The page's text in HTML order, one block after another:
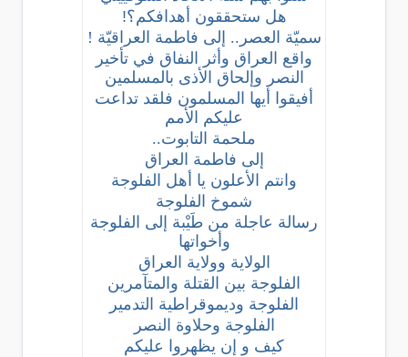
هل ستحققون أهدافكم؟!
سميّة العصر.. إلى فاطمة العراقيّة !
واقع العراق وأثر النفاق في تأخير
النصر وإلحاق الأذى بالمسلمين
أفيقوا أيها المسلمون فلقد تداعت
عليكم الأمم
ملحمة التابوت..
إلى فاطمة العراق
وانتم الأعلون يا أهل الفلوجة
شموخ الفلوجة
رسالة عاجلة من طَيْبة إلى الفلوجة
وأخواتها
الولاية وولاية العراق
الفلوجة بين القتلة والمتآمرين
الفلوجة وديموقراطية التدمير
الفلوجة وحلاوة النصر
كيف و إن يظهروا عليكم